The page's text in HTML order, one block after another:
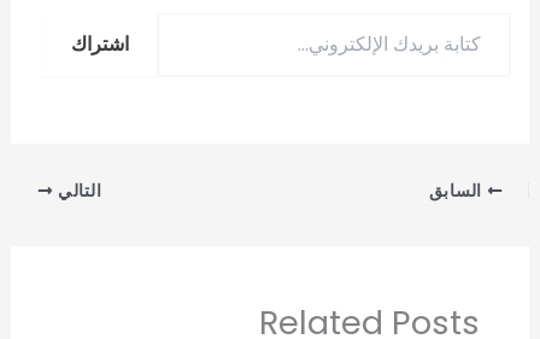
اشتراك
السابق التالي
Related Posts